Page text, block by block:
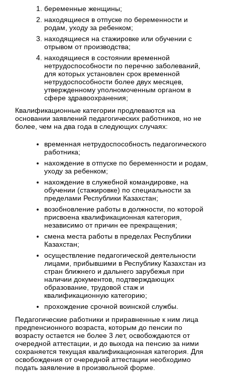
беременные женщины;
находящиеся в отпуске по беременности и
родам, уходу за ребенком;
находящиеся на стажировке или обучении с
отрывом от производства;
находящиеся в состоянии временной
нетрудоспособности по перечню заболеваний,
для которых установлен срок временной
нетрудоспособности более двух месяцев,
утвержденному уполномоченным органом в
сфере здравоохранения;
Квалификационные категории продлеваются на
основании заявлений педагогических работников, но не
более, чем на два года в следующих случаях:
временная нетрудоспособность педагогического
работника;
нахождение в отпуске по беременности и родам,
уходу за ребенком;
нахождение в служебной командировке, на
обучении (стажировке) по специальности за
пределами Республики Казахстан;
возобновление работы в должности, по которой
присвоена квалификационная категория,
независимо от причин ее прекращения;
смена места работы в пределах Республики
Казахстан;
осуществление педагогической деятельности
лицами, прибывшими в Республику Казахстан из
стран ближнего и дальнего зарубежья при
наличии документов, подтверждающих
образование, трудовой стаж и
квалификационную категорию;
прохождение срочной воинской службы.
Педагогические работники и приравненные к ним лица
предпенсионного возраста, которым до пенсии по
возрасту остается не более 3 лет, освобождаются от
очередной аттестации, и до выхода на пенсию за ними
сохраняется текущая квалификационная категория. Для
освобождения от очередной аттестации необходимо
подать заявление в произвольной форме.